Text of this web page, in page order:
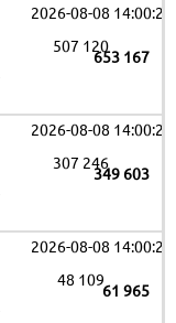
2026-08-08 14:00:29
653 167
507 120
2026-08-08 14:00:29
349 603
307 246
2026-08-08 14:00:29
61 965
48 109